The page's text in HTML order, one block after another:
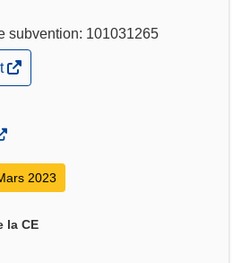
subvention: 101031265
2023
la CE